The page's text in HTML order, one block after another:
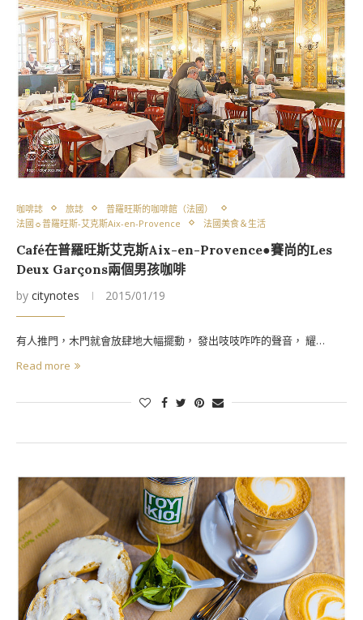
咖啡誌 旅誌
普羅旺斯的咖啡館（法國）
法國☼普羅旺斯-艾克斯Aix-en-Provence
法國美食＆生活
Café在普羅旺斯艾克斯Aix-en-Provence●賽尚的Les
Deux Garçons兩個男孩咖啡
by citynotes 2015/01/19
有人推門，木門就會放肆地大幅擺動， 發出吱吱咋咋的聲音， 耀…
Read more